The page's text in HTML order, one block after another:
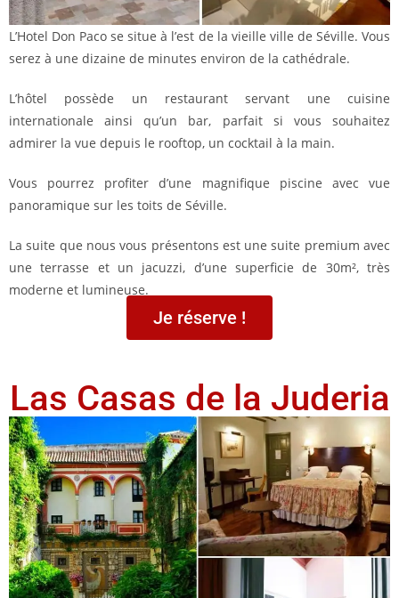
L’Hotel Don Paco se situe à l’est de la vieille ville de Séville. Vous
serez à une dizaine de minutes environ de la cathédrale.
L’hôtel possède un restaurant servant une cuisine
internationale ainsi qu’un bar, parfait si vous souhaitez
admirer la vue depuis le rooftop, un cocktail à la main.
Vous pourrez profiter d’une magnifique piscine avec vue
panoramique sur les toits de Séville.
La suite que nous vous présentons est une suite premium avec
une terrasse et un jacuzzi, d’une superficie de 30m², très
moderne et lumineuse.
Je réserve !
Las Casas de la Juderia